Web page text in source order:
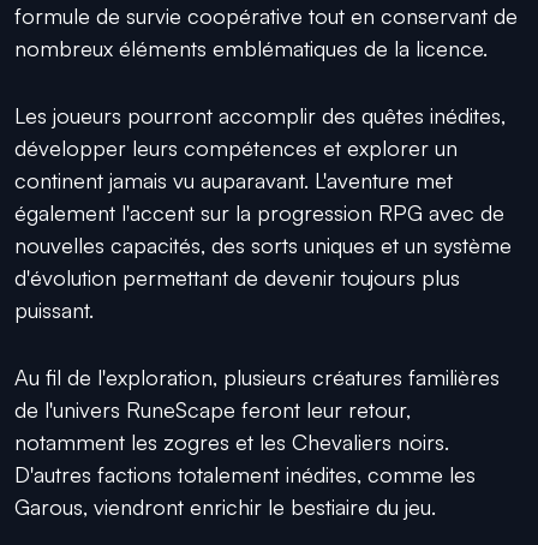
formule de survie coopérative tout en conservant de
nombreux éléments emblématiques de la licence.
Les joueurs pourront accomplir des quêtes inédites,
développer leurs compétences et explorer un
continent jamais vu auparavant. L'aventure met
également l'accent sur la progression RPG avec de
nouvelles capacités, des sorts uniques et un système
d'évolution permettant de devenir toujours plus
puissant.
Au fil de l'exploration, plusieurs créatures familières
de l'univers RuneScape feront leur retour,
notamment les zogres et les Chevaliers noirs.
D'autres factions totalement inédites, comme les
Garous, viendront enrichir le bestiaire du jeu.